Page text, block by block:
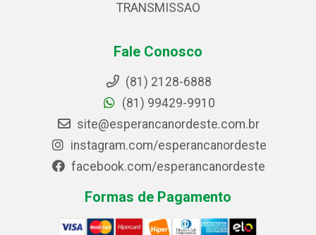
TRANSMISSAO
Fale Conosco
(81) 2128-6888
(81) 99429-9910
site@esperancanordeste.com.br
instagram.com/esperancanordeste
facebook.com/esperancanordeste
Formas de Pagamento